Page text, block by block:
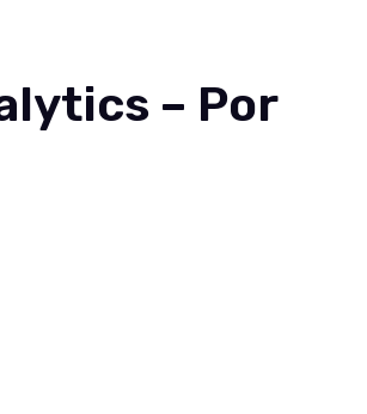
– Por